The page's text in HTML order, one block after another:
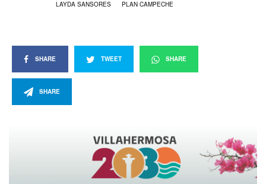
LAYDA SANSORES PLAN CAMPECHE
SHARE TWEET SHARE
SHARE